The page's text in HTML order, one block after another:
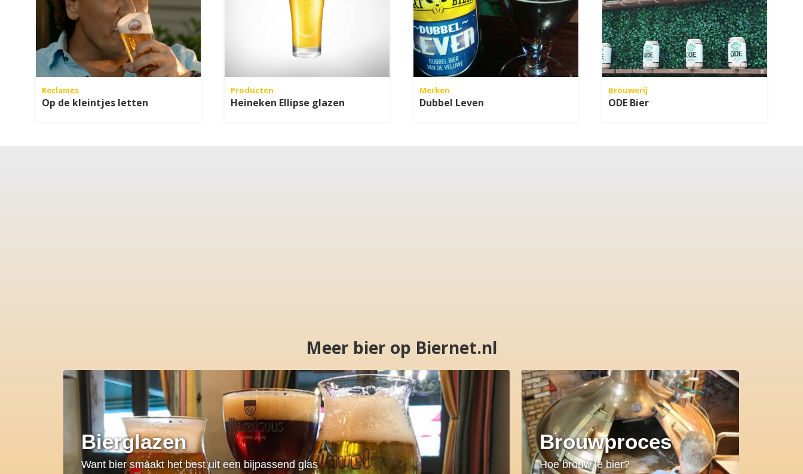
Reclames
Op de kleintjes letten
Producten
Heineken Ellipse glazen
Merken
Dubbel Leven
Brouwerij
ODE Bier
Meer bier op Biernet.nl
Bierglazen
Want bier smaakt het best uit een bijpassend glas
Brouwproces
Hoe brouw je bier?